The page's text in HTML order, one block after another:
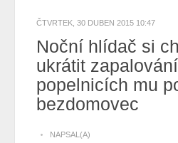
Pro ženy
Ostatní
ČTVRTEK, 30 DUBEN 2015 10:47
Noční hlídač si
ukrátit
popelnicích mu
bezdomovec
NAPSAL(A)